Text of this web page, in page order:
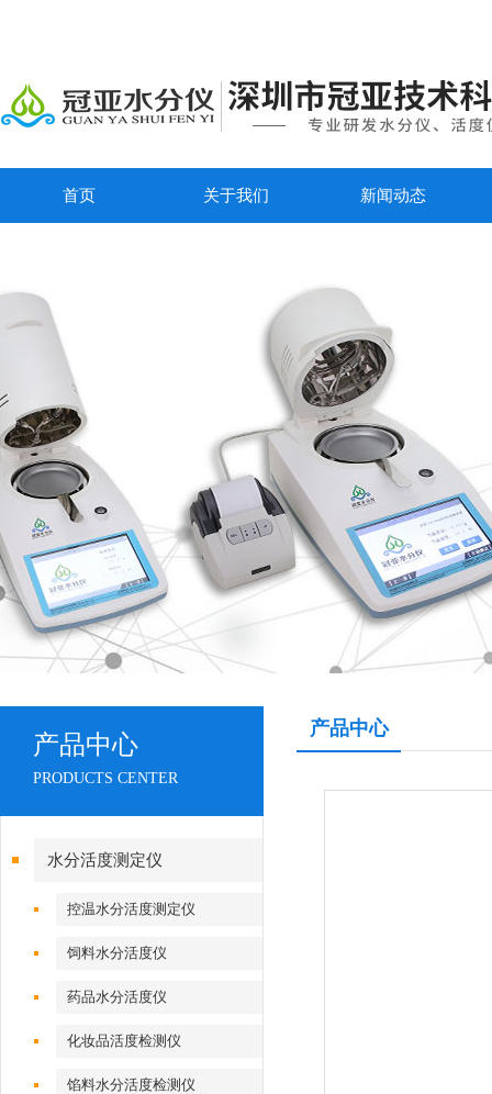
首页 关于我们 新闻动态
产品中心
PRODUCTS CENTER
水分活度测定仪
控温水分活度测定仪
饲料水分活度仪
药品水分活度仪
化妆品活度检测仪
馅料水分活度检测仪
产品中心